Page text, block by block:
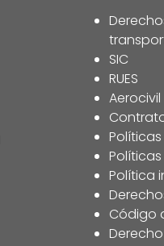
SIC
RUES
Aerocivil
Política
Código